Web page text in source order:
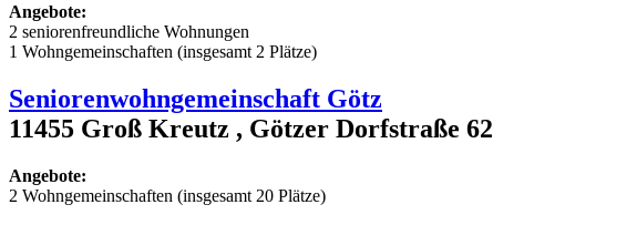
Angebote:
2 seniorenfreundliche Wohnungen
1 Wohngemeinschaften (insgesamt 2 Plätze)
Seniorenwohngemeinschaft Götz
11455 Groß Kreutz , Götzer Dorfstraße 62
Angebote:
2 Wohngemeinschaften (insgesamt 20 Plätze)